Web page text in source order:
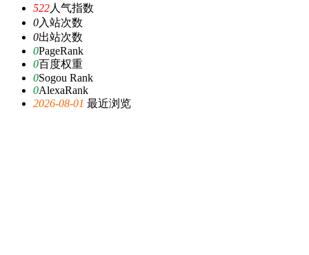
522人气指数
0入站次数
0出站次数
0PageRank
0百度权重
0Sogou Rank
0AlexaRank
2026-08-01 最近浏览